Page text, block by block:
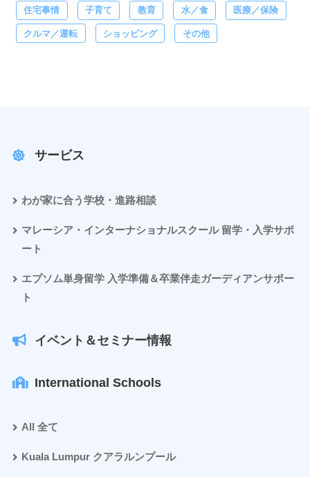
住宅事情 子育て 教育 水／食 医療／保険
クルマ／運転 ショッピング その他
サービス
わが家に合う学校・進路相談
マレーシア・インターナショナルスクール 留学・入学サポ
ート
エプソム単身留学 入学準備＆卒業伴走ガーディアンサポー
ト
イベント＆セミナー情報
International Schools
All 全て
Kuala Lumpur クアラルンプール